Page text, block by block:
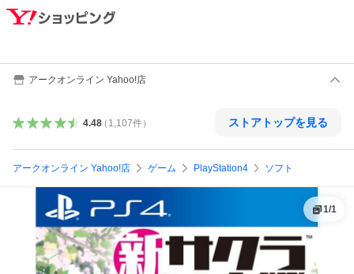
アークオンライン Yahoo!店
4.48（ 1,107件） ストアトップを見る
アークオンライン Yahoo!店 ゲーム PlayStation4 ソフト
1/1